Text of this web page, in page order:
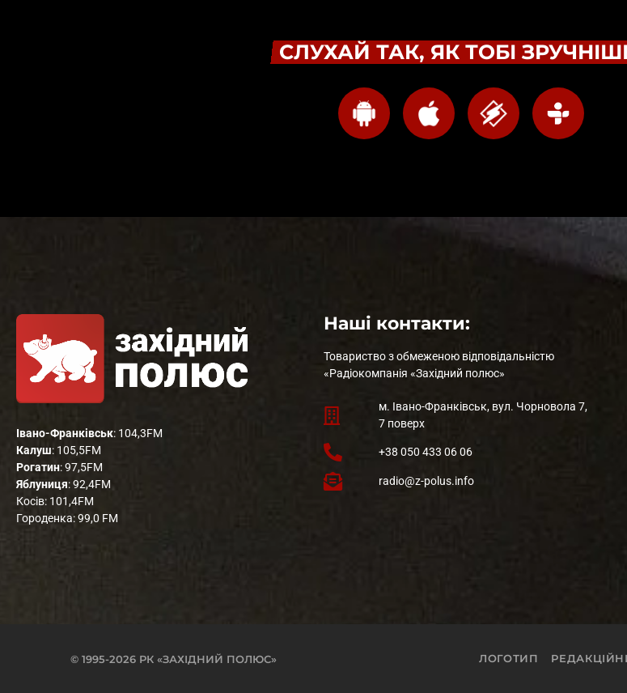
СЛУХАЙ ТАК, ЯК ТОБІ
Івано-Франківськ: 104,3FM
Калуш: 105,5FM
Рогатин: 97,5FM
Яблуниця: 92,4FM
Косів: 101,4FM
Городенка: 99,0 FM
Наші контакти:
Товариство з обмеженою відповідальністю
«Радіокомпанія «Західний полюс»
м. Івано-Франківськ, вул. Чорновола 7,
7 поверх
+38 050 433 06 06
radio@z-polus.info
© 1995-2026 РК «ЗАХІДНИЙ ПОЛЮС» ЛОГОТИП